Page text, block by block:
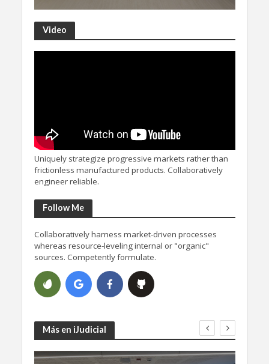
Video
Uniquely strategize progressive markets rather than
frictionless manufactured products. Collaboratively
engineer reliable.
Follow Me
Collaboratively harness market-driven processes
whereas resource-leveling internal or "organic"
sources. Competently formulate.
Más en iJudicial